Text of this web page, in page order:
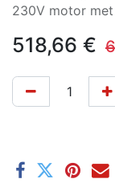
230V motor
518,66 €